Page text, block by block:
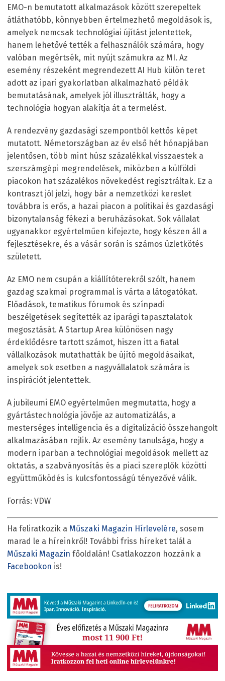
EMO-n bemutatott alkalmazások között szerepeltek
átláthatóbb, könnyebben értelmezhető megoldások is,
amelyek nemcsak technológiai újítást jelentettek,
hanem lehetővé tették a felhasználók számára, hogy
valóban megértsék, mit nyújt számukra az MI. Az
esemény részeként megrendezett AI Hub külön teret
adott az ipari gyakorlatban alkalmazható példák
bemutatásának, amelyek jól illusztrálták, hogy a
technológia hogyan alakítja át a termelést.
A rendezvény gazdasági szempontból kettős képet
mutatott. Németországban az év első hét hónapjában
jelentősen, több mint húsz százalékkal visszaestek a
szerszámgépi megrendelések, miközben a külföldi
piacokon hat százalékos növekedést regisztráltak. Ez a
kontraszt jól jelzi, hogy bár a nemzetközi kereslet
továbbra is erős, a hazai piacon a politikai és gazdasági
bizonytalanság fékezi a beruházásokat. Sok vállalat
ugyanakkor egyértelműen kifejezte, hogy készen áll a
fejlesztésekre, és a vásár során is számos üzletkötés
született.
Az EMO nem csupán a kiállítóterekről szólt, hanem
gazdag szakmai programmal is várta a látogatókat.
Előadások, tematikus fórumok és színpadi
beszélgetések segítették az iparági tapasztalatok
megosztását. A Startup Area különösen nagy
érdeklődésre tartott számot, hiszen itt a fiatal
vállalkozások mutathatták be újító megoldásaikat,
amelyek sok esetben a nagyvállalatok számára is
inspirációt jelentettek.
A jubileumi EMO egyértelműen megmutatta, hogy a
gyártástechnológia jövője az automatizálás, a
mesterséges intelligencia és a digitalizáció összehangolt
alkalmazásában rejlik. Az esemény tanulsága, hogy a
modern iparban a technológiai megoldások mellett az
oktatás, a szabványosítás és a piaci szereplők közötti
együttműködés is kulcsfontosságú tényezővé válik.
Forrás: VDW
Ha feliratkozik a Műszaki Magazin Hírlevelére, sosem
marad le a híreinkről! További friss híreket talál a
Műszaki Magazin főoldalán! Csatlakozzon hozzánk a
Facebookon is!